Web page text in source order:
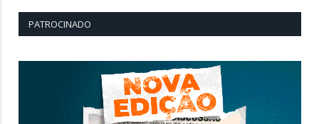
PATROCINADO